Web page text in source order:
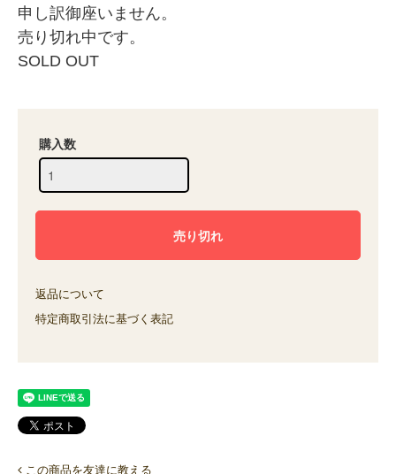
申し訳御座いません。
売り切れ中です。
SOLD OUT
購入数
返品について
特定商取引法に基づく表記
この商品を友達に教える